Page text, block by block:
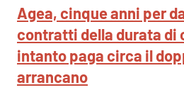
Agea, cinque anni per
contratti della durata di
intanto paga circa il
arrancano